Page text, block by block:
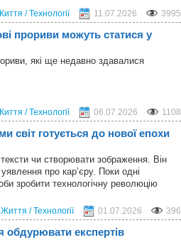
/ Технології 11.07.2026 3995
прориви можуть статися у
які ще недавно здавалися
/ Технології 06.07.2026 1108
світ готується до нової епохи
чи створювати зображення. Він
про кар’єру. Поки одні
зробити технологічну революцію
Життя / Технології 01.07.2026 396
обдурювати експертів